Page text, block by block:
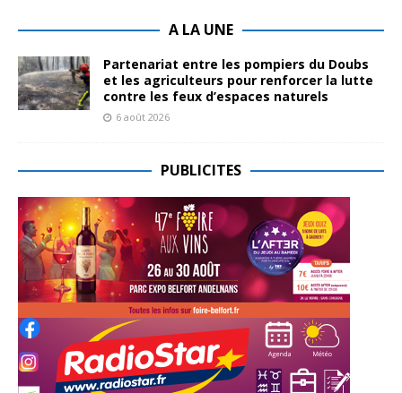
A LA UNE
Partenariat entre les pompiers du Doubs
et les agriculteurs pour renforcer la lutte
contre les feux d’espaces naturels
6 août 2026
PUBLICITES